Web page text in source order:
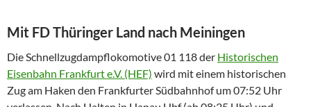
Mit FD Thüringer Land nach Meiningen
Die Schnellzugdampflokomotive 01 118 der Historischen
Eisenbahn Frankfurt e.V. (HEF) wird mit einem historischen
Zug am Haken den Frankfurter Südbahnhof um 07:52 Uhr